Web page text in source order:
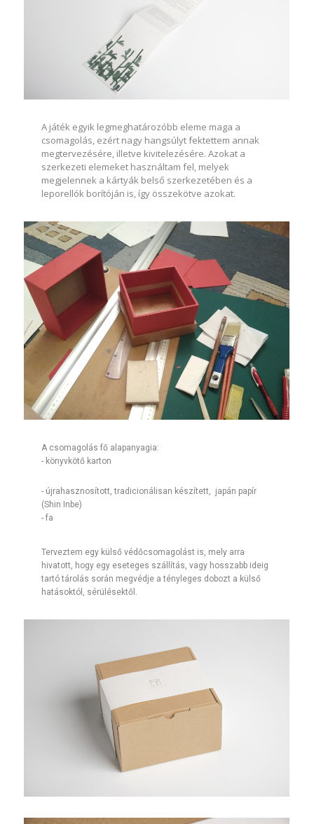
​​​​A játék egyik legmeghatározóbb eleme mag​a a
csomagolás, ezért nagy hangsúlyt fektettem annak
megtervezésére, illetve kivitelezésére. Azokat a
szerkezeti elemeket használtam fel, melyek
megjelennek a kártyák belső szerkezetében és a
leporellók borítóján is, így összekötve azokat.
​A csomagolás fő alapanyagia:
- könyvkötő karton
- újrahasznosított, tradicionálisan készített, japán papír
(Shin Inbe)
- fa
​Terveztem egy külső védőcsomagolást is, mely arra
hivatott, hogy egy eseteges szállítás, vagy hosszabb ideig
tartó tárolás során megvédje a tényleges dobozt a külső
hatásoktól, sérülésektől.